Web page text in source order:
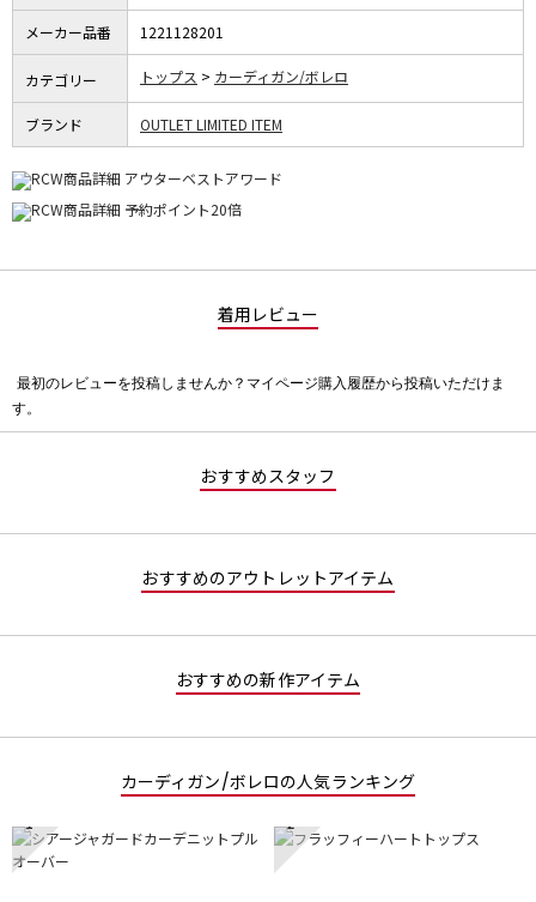
メーカー品番 1221128201
カテゴリー トップス カーディガン/ボレロ
ブランド OUTLET LIMITED ITEM
着用レビュー
価
最初のレビューを投稿しませんか？マイページ購入履歴から投稿いただけま
す。
おすすめスタッフ
おすすめのアウトレットアイテム
おすすめの新作アイテム
カーディガン/ボレロの人気ランキング
1 2